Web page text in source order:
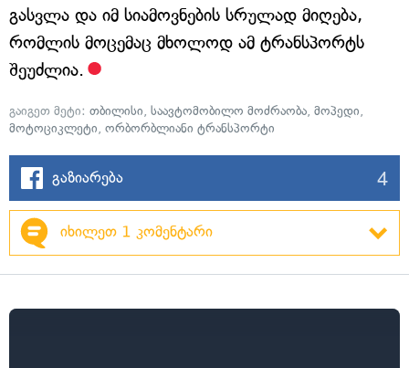
გასვლა და იმ სიამოვნების სრულად მიღება,
რომლის მოცემაც მხოლოდ ამ ტრანსპორტს
შეუძლია.
გაიგეთ მეტი: თბილისი, საავტომობილო მოძრაობა, მოპედი,
მოტოციკლეტი, ორბორბლიანი ტრანსპორტი
გაზიარება 4
იხილეთ 1 კომენტარი